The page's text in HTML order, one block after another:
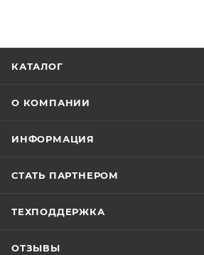
КАТАЛОГ
О КОМПАНИИ
ИНФОРМАЦИЯ
СТАТЬ ПАРТНЕРОМ
ТЕХПОДДЕРЖКА
ОТЗЫВЫ